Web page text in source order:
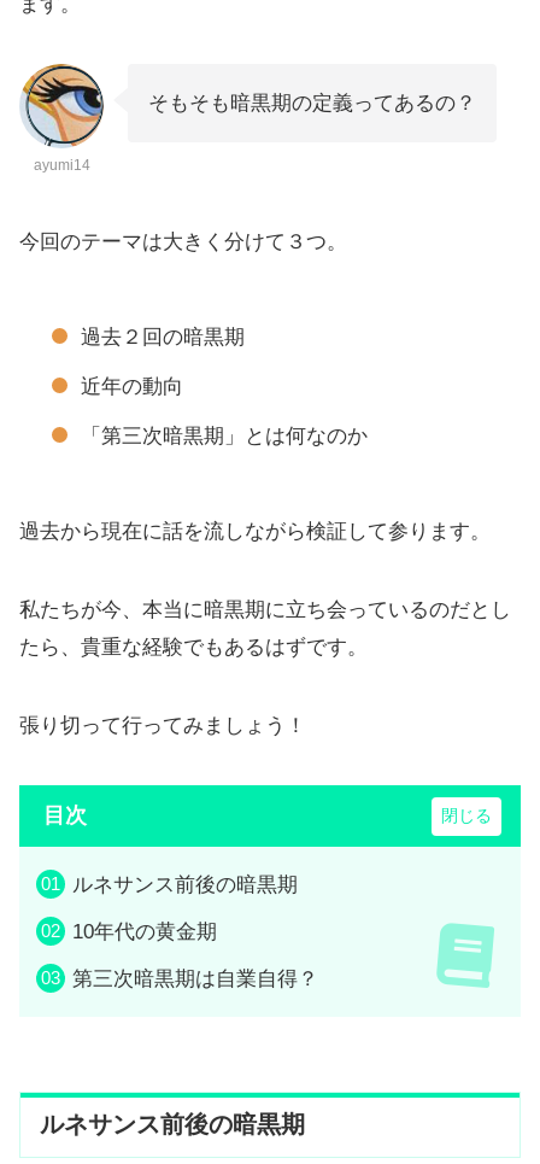
ayumi14
そもそも暗黒期の定義ってあるの？
今回のテーマは大きく分けて３つ。
過去２回の暗黒期
近年の動向
「第三次暗黒期」とは何なのか
過去から現在に話を流しながら検証して参ります。
私たちが今、本当に暗黒期に立ち会っているのだとし
たら、貴重な経験でもあるはずです。
張り切って行ってみましょう！
目次
ルネサンス前後の暗黒期
10年代の黄金期
第三次暗黒期は自業自得？
ルネサンス前後の暗黒期